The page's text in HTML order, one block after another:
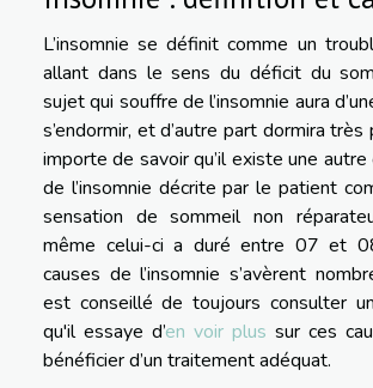
L’insomnie se définit comme un
allant dans le sens du déficit du
sujet qui souffre de l’insomnie aura
s’endormir, et d’autre part dormira
importe de savoir qu’il existe une
de l’insomnie décrite par le patient
sensation de sommeil non
même celui-ci a duré entre 07 et
causes de l’insomnie s’avèrent
est conseillé de toujours consulter
qu'il essaye d’en voir plus sur ces
bénéficier d’un traitement adéquat.